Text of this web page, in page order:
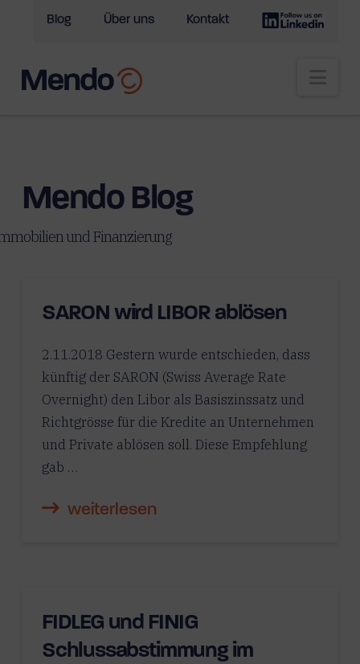
Blog Über uns Kontakt
Mendo Blog
und Finanzierung
SARON wird LIBOR ablösen
2.11.2018 Gestern wurde entschieden, dass
künftig der SARON (Swiss Average Rate
Overnight) den Libor als Basiszinssatz und
Richtgrösse für die Kredite an Unternehmen
und Private ablösen soll. Diese Empfehlung
gab …
weiterlesen
FIDLEG und FINIG
Schlussabstimmung im